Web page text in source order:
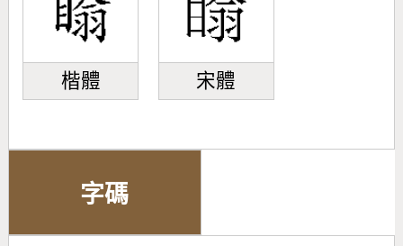
楷體 宋體
字碼